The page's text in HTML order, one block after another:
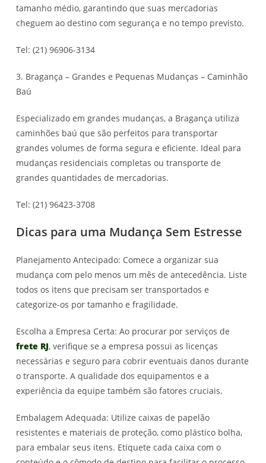
tamanho médio, garantindo que suas mercadorias
cheguem ao destino com segurança e no tempo previsto.
Tel: (21) 96906-3134
3. Bragança – Grandes e Pequenas Mudanças – Caminhão
Baú
Especializado em grandes mudanças, a Bragança utiliza
caminhões baú que são perfeitos para transportar
grandes volumes de forma segura e eficiente. Ideal para
mudanças residenciais completas ou transporte de
grandes quantidades de mercadorias.
Tel: (21) 96423-3708
Dicas para uma Mudança Sem Estresse
Planejamento Antecipado: Comece a organizar sua
mudança com pelo menos um mês de antecedência. Liste
todos os itens que precisam ser transportados e
categorize-os por tamanho e fragilidade.
Escolha a Empresa Certa: Ao procurar por serviços de
frete RJ, verifique se a empresa possui as licenças
necessárias e seguro para cobrir eventuais danos durante
o transporte. A qualidade dos equipamentos e a
experiência da equipe também são fatores cruciais.
Embalagem Adequada: Utilize caixas de papelão
resistentes e materiais de proteção, como plástico bolha,
para embalar seus itens. Etiquete cada caixa com o